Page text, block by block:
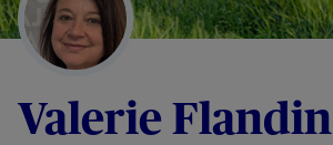
page
Valerie Flandin